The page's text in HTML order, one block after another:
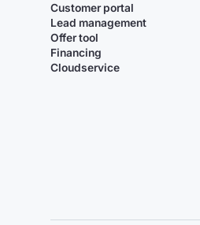
Customer portal
Lead management
Offer tool
Financing
Cloudservice